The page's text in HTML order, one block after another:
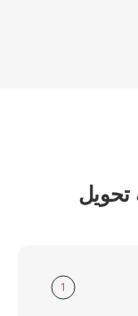
1